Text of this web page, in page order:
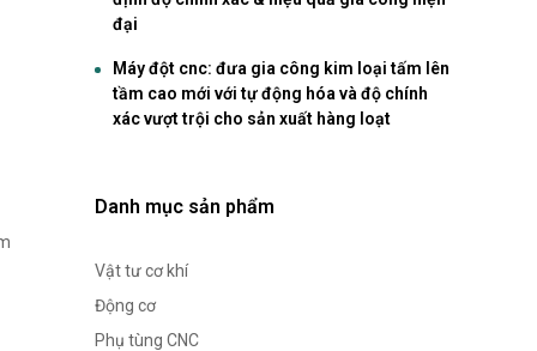
đại
Máy đột cnc: đưa gia công kim loại tấm lên
tầm cao mới với tự động hóa và độ chính
xác vượt trội cho sản xuất hàng loạt
Danh mục sản phẩm
Vật tư cơ khí
Động cơ
Phụ tùng CNC